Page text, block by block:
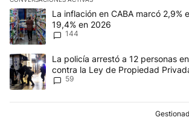
Este listado muestra los artículos con más
Un artículo de tendencia con el título "La
La inflación en CABA marcó 2,9%
19,4% en 2026
144
Un artículo de tendencia con el título "La
La policía arrestó a 12 personas
contra la Ley de Propiedad
menos, 3 agentes heridos
59